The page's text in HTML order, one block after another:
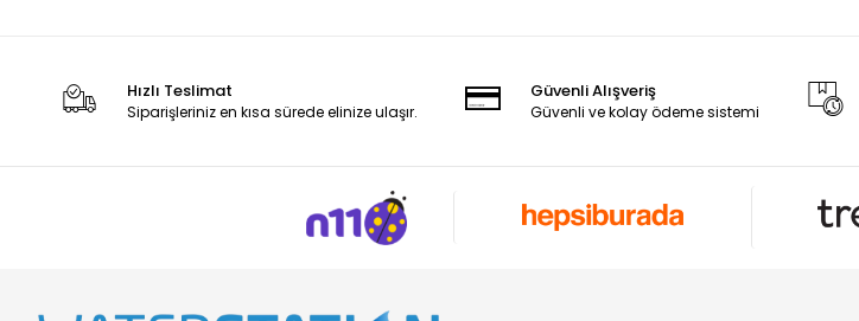
Hızlı Teslimat
Siparişleriniz en kısa sürede elinize ulaşır.
Güvenli Alışveriş
Güvenli ve kolay ödeme sistemi